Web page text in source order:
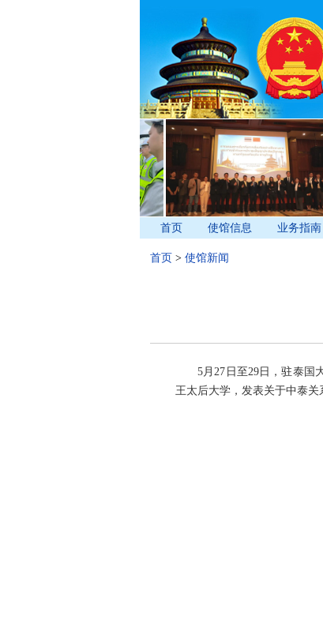
首页 使馆信息 业务指南
首页 > 使馆新闻
5月27日至29日，驻泰国
王太后大学，发表关于中泰关